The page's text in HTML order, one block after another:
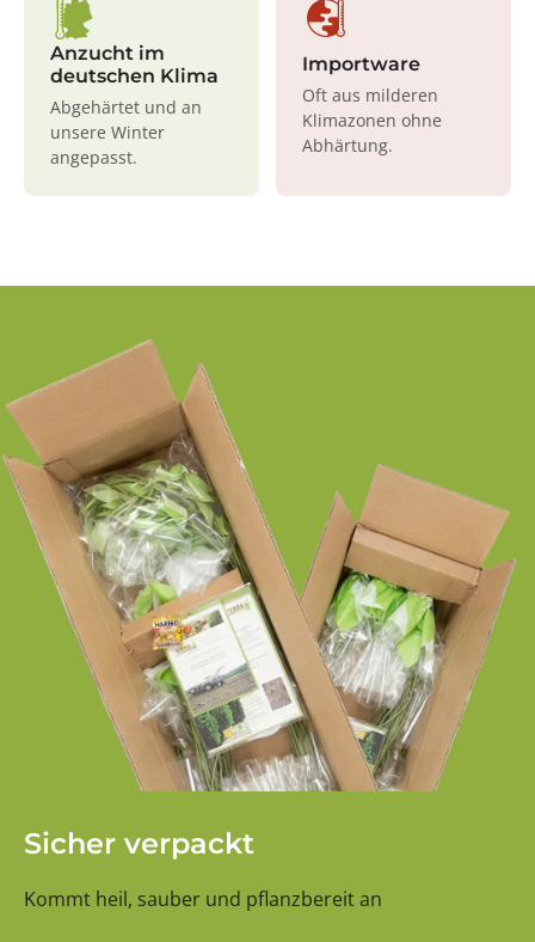
Anzucht im
deutschen Klima
Abgehärtet und an
unsere Winter
angepasst.
Importware
Oft aus milderen
Klimazonen ohne
Abhärtung.
Sicher verpackt
Kommt heil, sauber und pflanzbereit an